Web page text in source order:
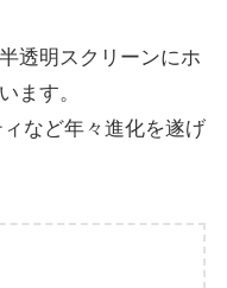
透明スクリーンにホ
ます。
など年々進化を遂げ